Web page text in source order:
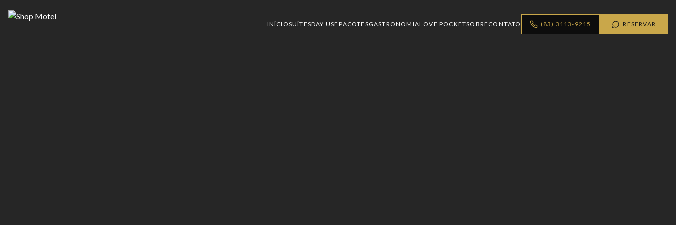
INÍCIOSUÍTESDAY USEPACOTESGASTRONOMIALOVE POCKETSOBRE CONTATO (83) 3113-9215 RESERVAR